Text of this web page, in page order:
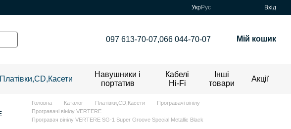
УкрРус Вхід
097 613-70-07,066 044-70-07 Мій кошик
Платівки,CD,Касети
Навушники і
портатив
Кабелі
Hi-Fi
Інші
товари
Акції
Головна Каталог Платівки,CD,Касети
Програвачі вінілу
Програвачі вінілу VERTERE
Програвач вінілу VERTERE SG-1 Super Groove Special Metallic Black